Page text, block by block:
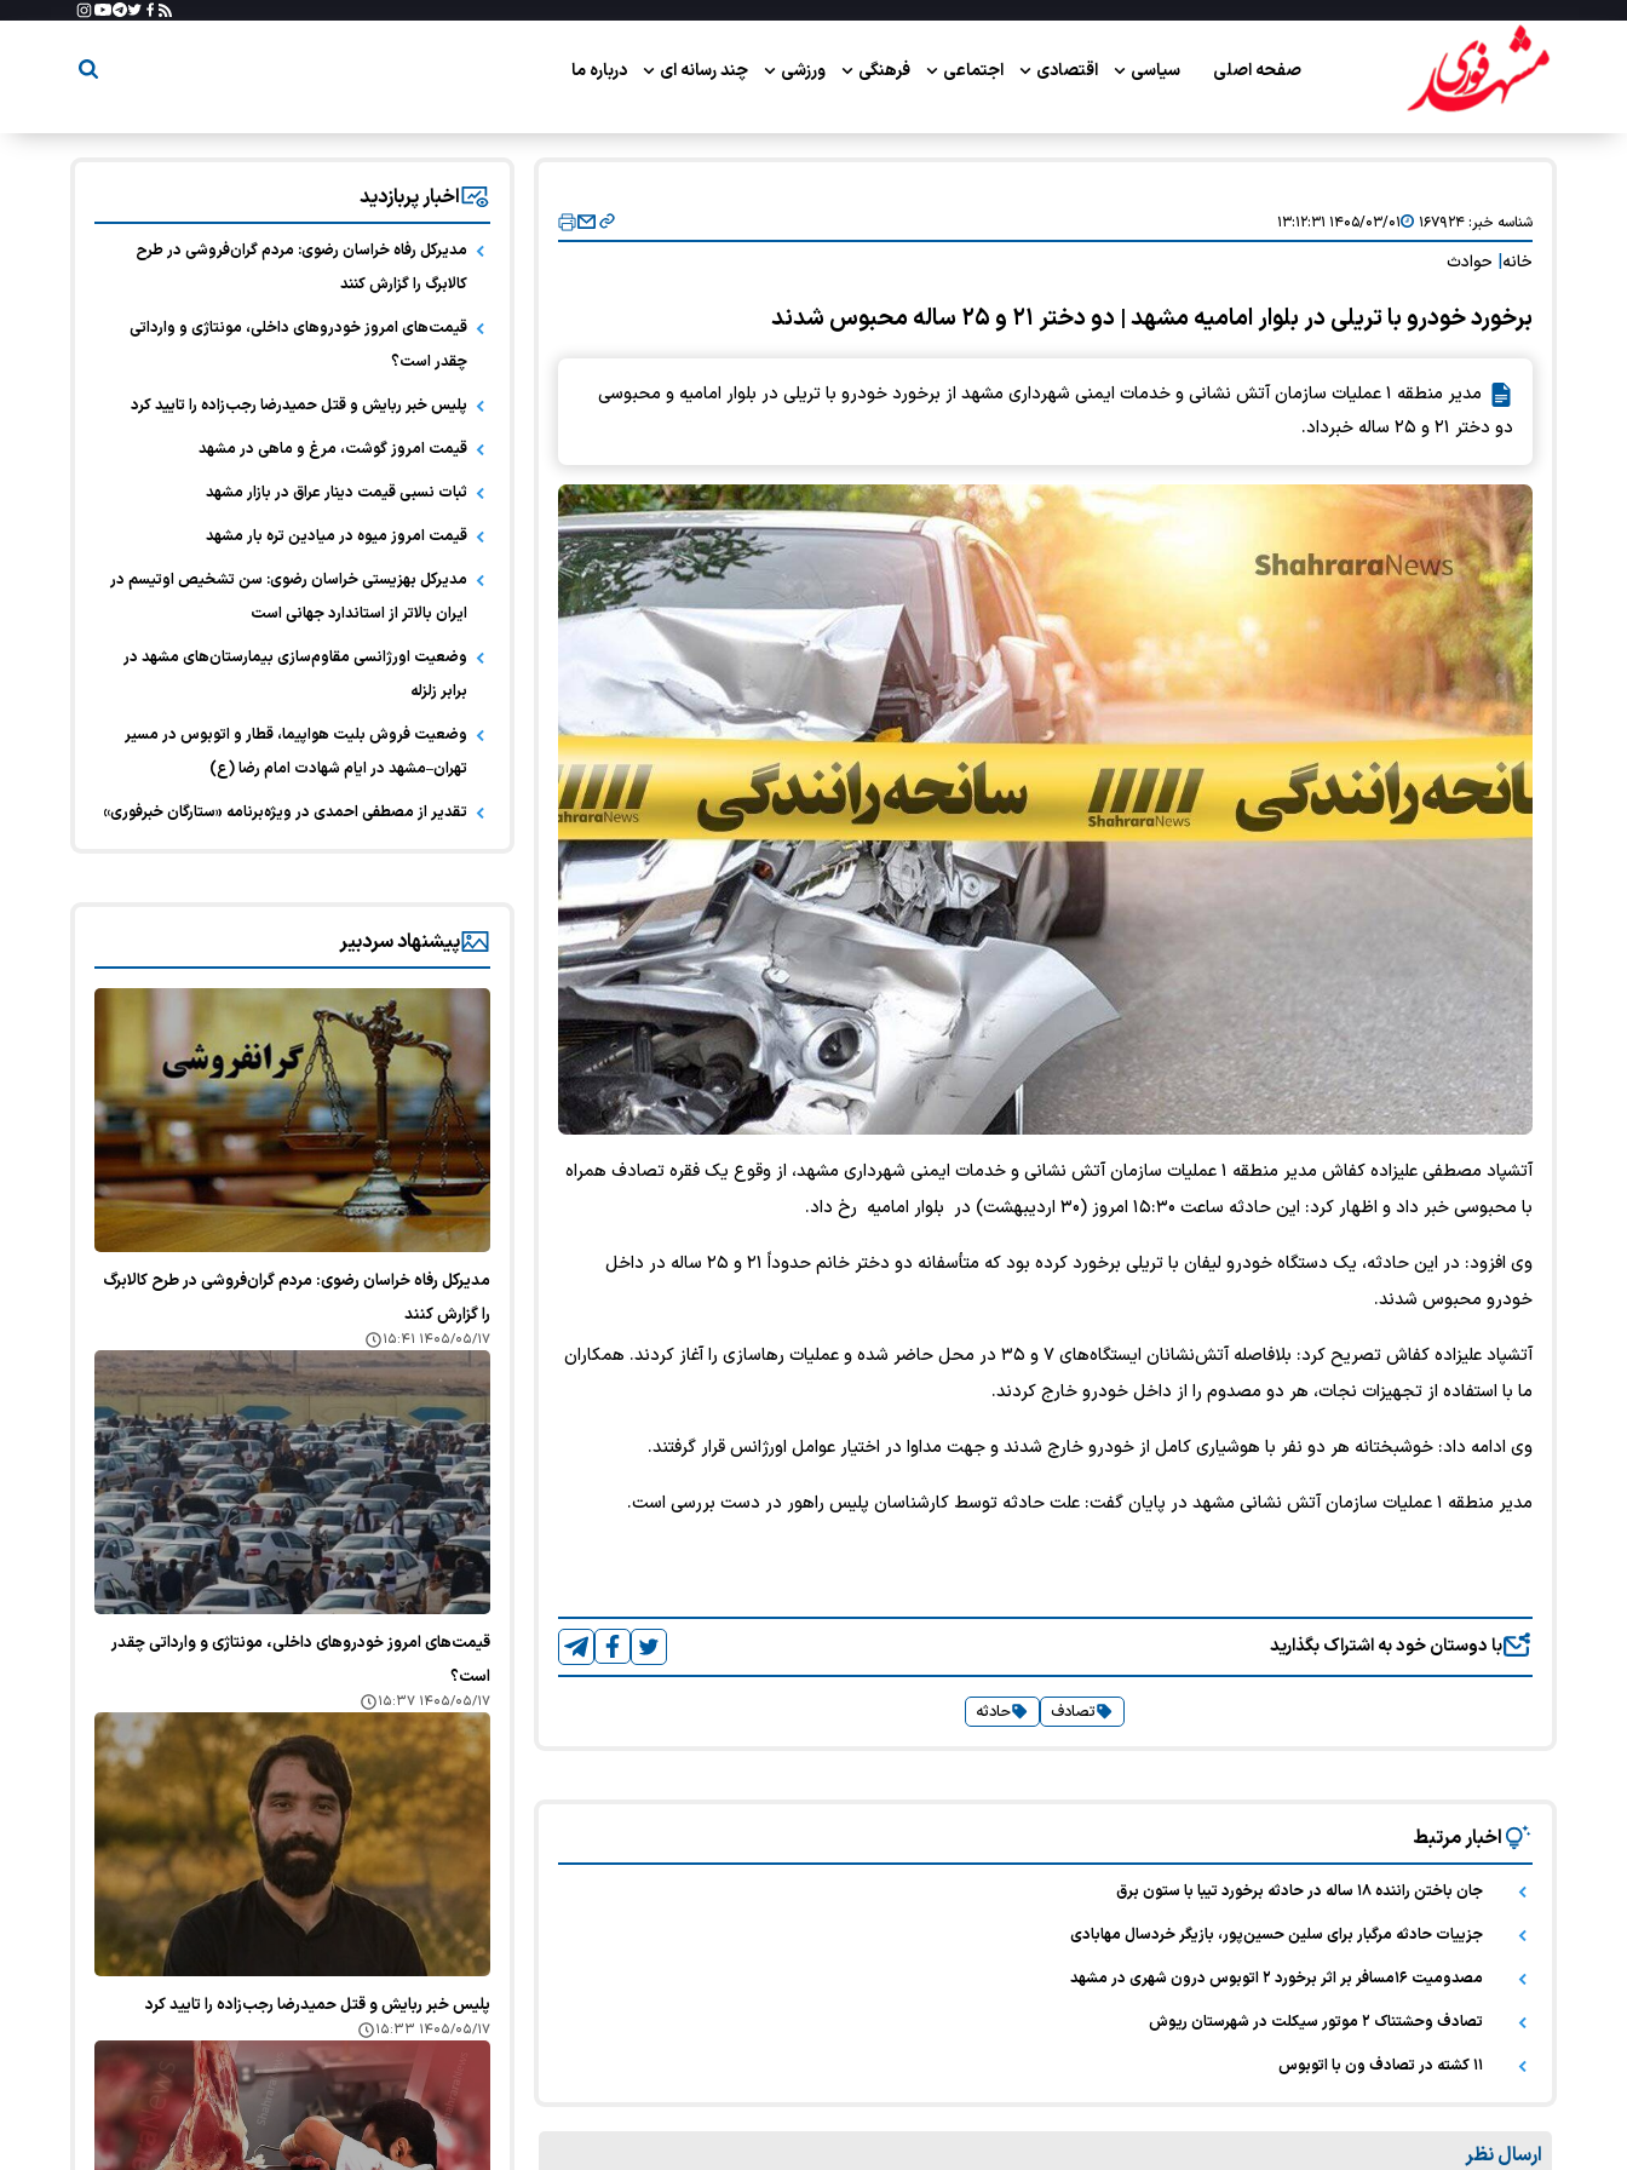
صفحه اصلی سیاسی اقتصادی اجتماعی فرهنگی ورزشی چند رسانه ای درباره ما
شناسه خبر:۱۶۷۹۲۴ ۱۴۰۵/۰۳/۰۱ ۱۳:۱۲:۳۱
خانه حوادث
برخورد خودرو با تریلی در بلوار امامیه مشهد | دو دختر ۲۱ و ۲۵ ساله محبوس شدند
مدیر منطقه ۱ عملیات سازمان آتش نشانی و خدمات ایمنی شهرداری مشهد از برخورد خودرو با تریلی در بلوار امامیه و محبوسی
دو دختر ۲۱ و ۲۵ ساله خبرداد.
آتشپاد مصطفی علیزاده کفاش مدیر منطقه ۱ عملیات سازمان آتش نشانی و خدمات ایمنی شهرداری مشهد، از وقوع یک فقره تصادف همراه
با محبوسی خبر داد و اظهار کرد: این حادثه ساعت ۱۵:۳۰ امروز (۳۰ اردیبهشت) در بلوار امامیه رخ داد.
وی افزود: در این حادثه، یک دستگاه خودرو لیفان با تریلی برخورد کرده بود که متأسفانه دو دختر خانم حدوداً ۲۱ و ۲۵ ساله در داخل
خودرو محبوس شدند.
آتشپاد علیزاده کفاش تصریح کرد: بلافاصله آتش‌نشانان ایستگاه‌های ۷ و ۳۵ در محل حاضر شده و عملیات رهاسازی را آغاز کردند. همکاران
ما با استفاده از تجهیزات نجات، هر دو مصدوم را از داخل خودرو خارج کردند.
وی ادامه داد: خوشبختانه هر دو نفر با هوشیاری کامل از خودرو خارج شدند و جهت مداوا در اختیار عوامل اورژانس قرار گرفتند.
مدیر منطقه ۱ عملیات سازمان آتش نشانی مشهد در پایان گفت: علت حادثه توسط کارشناسان پلیس راهور در دست بررسی است.
با دوستان خود به اشتراک بگذارید
تصادف حادثه
اخبار مرتبط
جان باختن راننده ۱۸ ساله در حادثه برخورد تیبا با ستون برق
جزییات حادثه مرگبار برای سلین حسین‌پور، بازیگر خردسال مهابادی
مصدومیت ۱۶مسافر بر اثر برخورد ۲ اتوبوس درون شهری در مشهد
تصادف وحشتناک ۲ موتور سیکلت در شهرستان ریوش
۱۱ کشته در تصادف ون با اتوبوس
ارسال نظر
اخبار پربازدید
مدیرکل رفاه خراسان رضوی: مردم گران‌فروشی در طرح
کالابرگ را گزارش کنند
قیمت‌های امروز خودرو‌های داخلی، مونتاژی و وارداتی
چقدر است؟
پلیس خبر ربایش و قتل حمیدرضا رجب‌زاده را تایید کرد
قیمت امروز گوشت، مرغ و ماهی در مشهد
ثبات نسبی قیمت دینار عراق در بازار مشهد
قیمت امروز میوه در میادین تره بار مشهد
مدیرکل بهزیستی خراسان رضوی: سن تشخیص اوتیسم در
ایران بالاتر از استاندارد جهانی است
وضعیت اورژانسی مقاوم‌سازی بیمارستان‌های مشهد در
برابر زلزله
وضعیت فروش بلیت هواپیما، قطار و اتوبوس در مسیر
تهران–مشهد در ایام شهادت امام رضا (ع)
تقدیر از مصطفی احمدی در ویژه‌برنامه «ستارگان خبرفوری»
پیشنهاد سردبیر
مدیرکل رفاه خراسان رضوی: مردم گران‌فروشی در طرح کالابرگ
را گزارش کنند
۱۴۰۵/۰۵/۱۷ ۱۵:۴۱
قیمت‌های امروز خودرو‌های داخلی، مونتاژی و وارداتی چقدر
است؟
۱۴۰۵/۰۵/۱۷ ۱۵:۳۷
پلیس خبر ربایش و قتل حمیدرضا رجب‌زاده را تایید کرد
۱۴۰۵/۰۵/۱۷ ۱۵:۳۳